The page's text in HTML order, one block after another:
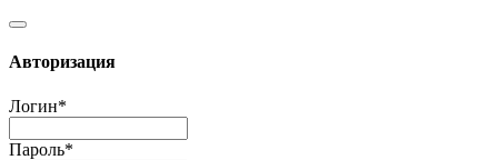
Авторизация
Логин*
Пароль*